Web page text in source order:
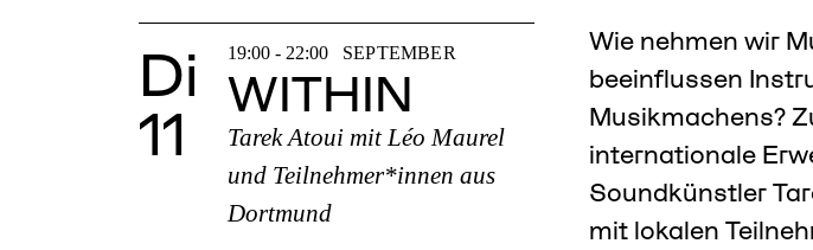
Di
11
19:00 - 22:00 SEPTEMBER
WITHIN
Tarek Atoui mit Léo Maurel
und Teilnehmer*innen aus
Dortmund
Wie nehmen wir
beeinflussen
Musikmachens?
internationale
Soundkünstler
mit lokalen